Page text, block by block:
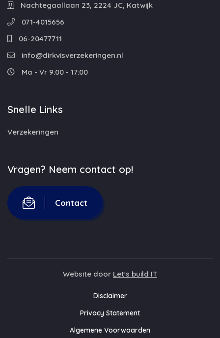
Nachtegaallaan 23, 2224 JC, Katwijk
071-4015656
06-20477711
info@dirkvisverzekeringen.nl
Ma - Vr 9:00 - 17:00
Snelle Links
Verzekeringen
Vragen? Neem contact op!
Contact
Website door Let's build IT
Disclaimer
Privacy Statement
Algemene Voorwaarden